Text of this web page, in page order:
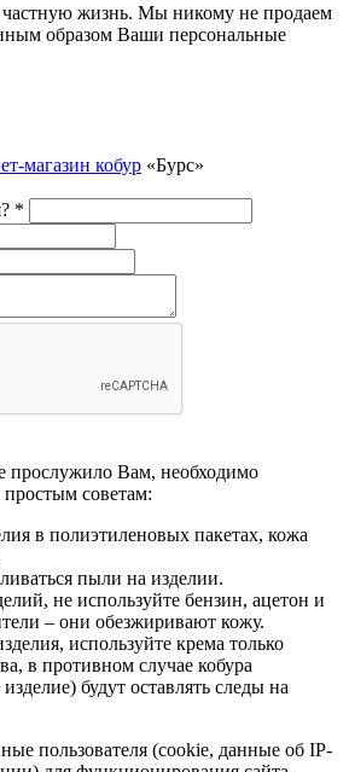
жизнь. Мы никому не продаем
образом Ваши персональные
магазин кобур «Бурс»
*
прослужило Вам, необходимо
простым советам:
в полиэтиленовых пакетах, кожа
пыли на изделии.
не используйте бензин, ацетон и
– они обезжиривают кожу.
используйте крема только
в противном случае кобура
будут оставлять следы на
пользователя (cookie, данные об IP-